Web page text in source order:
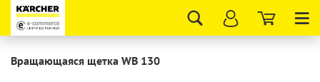
Вращающаяся щетка WB 130